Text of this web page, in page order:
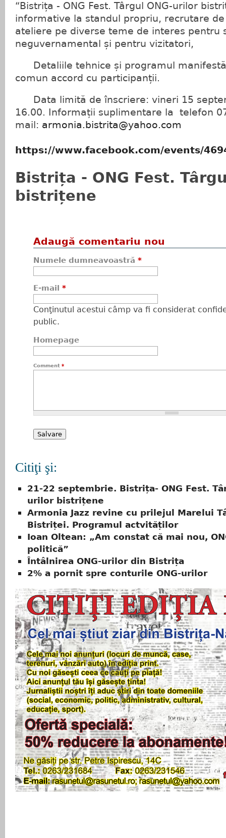
“Bistrița - ONG Fest. Târgul ONG-urilor
informative la standul propriu, recrutare
ateliere pe diverse teme de interes pentru
neguvernamental și pentru vizitatori,
Detaliile tehnice și programul
comun accord cu participanții.
Data limită de înscriere: vineri 15
16.00. Informații suplimentare la telefon
mail: armonia.bistrita@yahoo.com
https://www.facebook.com/events/
Bistrița - ONG Fest.
bistrițene
Adaugă comentariu nou
Numele dumneavoastră *
E-mail *
Conţinutul acestui câmp va fi considerat
public.
Homepage
Comment *
Citiţi şi:
21-22 septembrie. Bistrița- ONG Fest.
urilor bistrițene
Armonia Jazz revine cu prilejul Marelui
Bistriței. Programul actvităților
Ioan Oltean: „Am constat că mai nou,
politică”
Întâlnirea ONG-urilor din Bistrița
2% a pornit spre conturile ONG-urilor